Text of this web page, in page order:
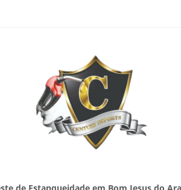
de Estanqueidade em Bom Jesus do